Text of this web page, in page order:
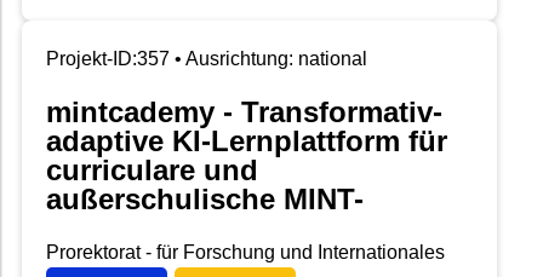
Projekt-ID:357 • Ausrichtung: national
mintcademy - Transformativ-
adaptive KI-Lernplattform für
curriculare und
außerschulische MINT-
Prorektorat - für Forschung und Internationales